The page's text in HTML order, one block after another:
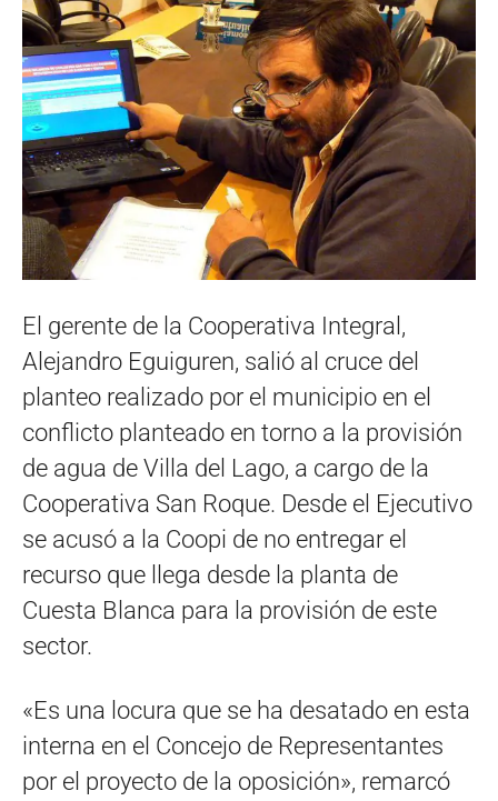
El gerente de la Cooperativa Integral,
Alejandro Eguiguren, salió al cruce del
planteo realizado por el municipio en el
conflicto planteado en torno a la provisión
de agua de Villa del Lago, a cargo de la
Cooperativa San Roque. Desde el Ejecutivo
se acusó a la Coopi de no entregar el
recurso que llega desde la planta de
Cuesta Blanca para la provisión de este
sector.
«Es una locura que se ha desatado en esta
interna en el Concejo de Representantes
por el proyecto de la oposición», remarcó